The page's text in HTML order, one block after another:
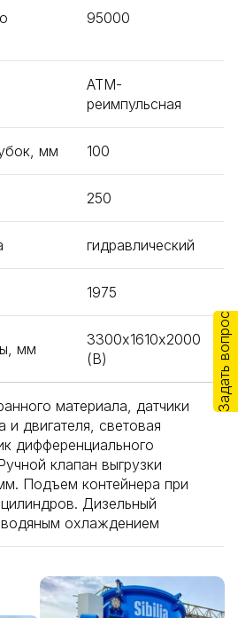
95000
АТМ-
реимпульсная
мм 100
250
гидравлический
1975
мм
3300х1610х2000
(В)
материала, датчики
и двигателя, световая
дифференциального
клапан выгрузки
Подъем контейнера при
Дизельный
водяным охлаждением
Задать вопрос